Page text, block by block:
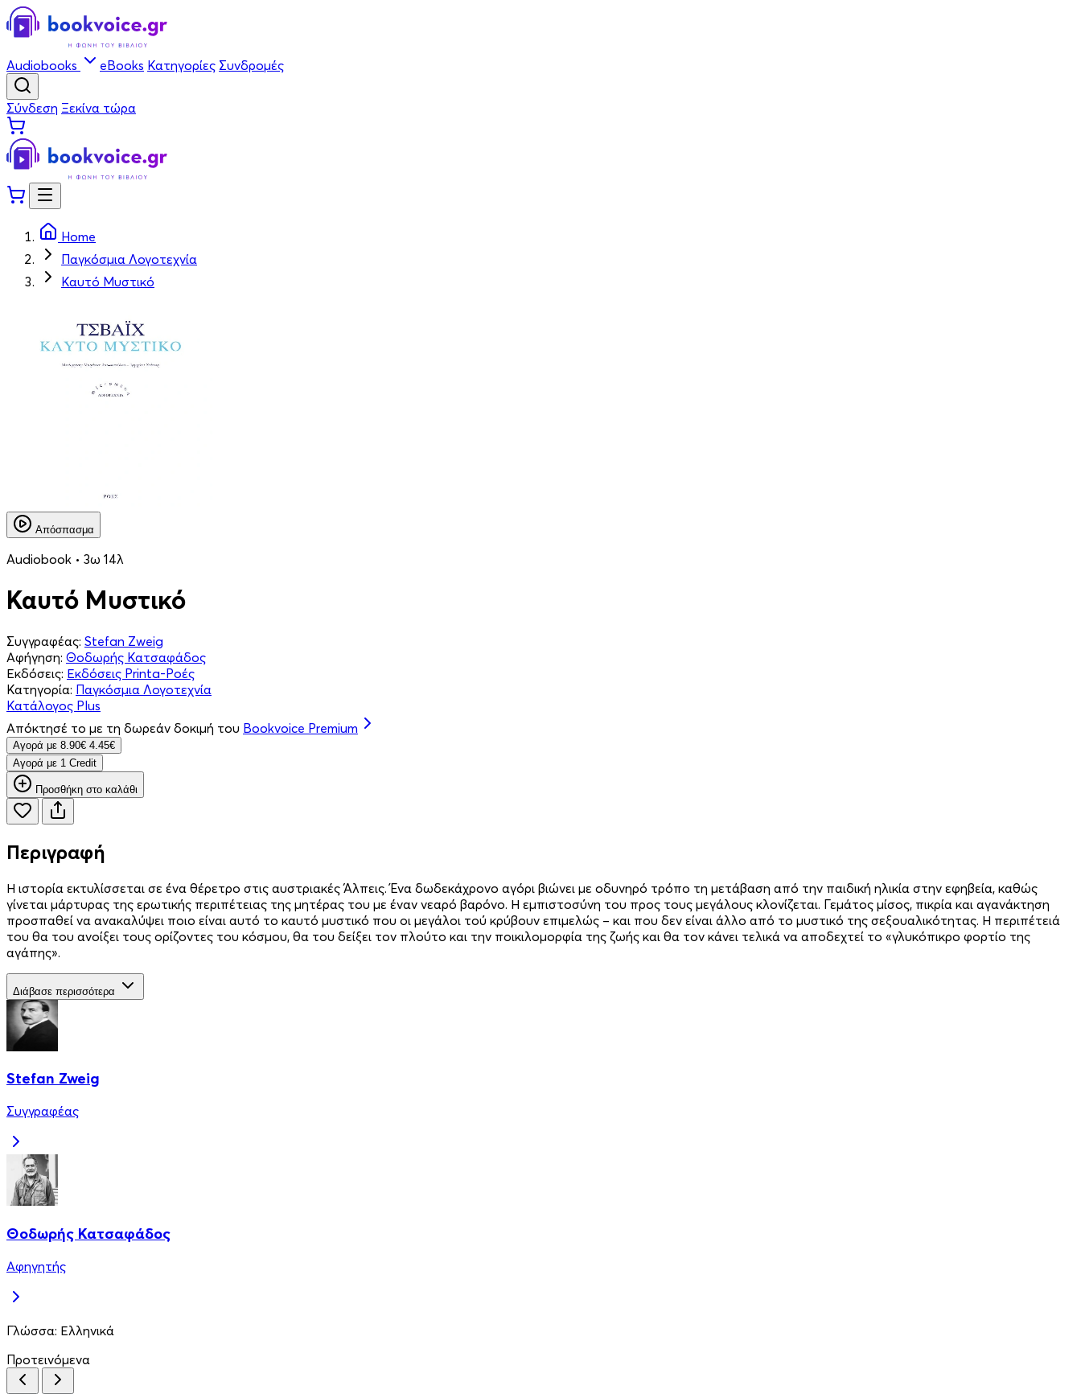
Audiobooks eBooks Κατηγορίες Συνδρομές
Σύνδεση Ξεκίνα τώρα
Home
Παγκόσμια Λογοτεχνία
Καυτό Μυστικό
Απόσπασμα
Audiobook • 3ω 14λ
Καυτό Μυστικό
Συγγραφέας: Stefan Zweig
Αφήγηση: Θοδωρής Κατσαφάδος
Εκδόσεις: Εκδόσεις Printa-Ροές
Κατηγορία: Παγκόσμια Λογοτεχνία
Κατάλογος Plus
Απόκτησέ το με τη δωρεάν δοκιμή του Bookvoice Premium
Aγορά με 8.90€ 4.45€
Aγορά με 1 Credit
Προσθήκη στο καλάθι
Περιγραφή
Η ιστορία εκτυλίσσεται σε ένα θέρετρο στις αυστριακές Άλπεις. Ένα δωδεκάχρονο αγόρι βιώνει με οδυνηρό τρόπο τη μετάβαση από την παιδική ηλικία στην εφηβεία, καθώς
γίνεται μάρτυρας της ερωτικής περιπέτειας της μητέρας του με έναν νεαρό βαρόνο. Η εμπιστοσύνη του προς τους μεγάλους κλονίζεται. Γεμάτος μίσος, πικρία και αγανάκτηση
προσπαθεί να ανακαλύψει ποιο είναι αυτό το καυτό μυστικό που οι μεγάλοι τού κρύβουν επιμελώς – και που δεν είναι άλλο από το μυστικό της σεξουαλικότητας. Η περιπέτειά
του θα του ανοίξει τους ορίζοντες του κόσμου, θα του δείξει τον πλούτο και την ποικιλομορφία της ζωής και θα τον κάνει τελικά να αποδεχτεί το «γλυκόπικρο φορτίο της
αγάπης».
Διάβασε περισσότερα
Stefan Zweig
Συγγραφέας
Θοδωρής Κατσαφάδος
Αφηγητής
Γλώσσα: Ελληνικά
Προτεινόμενα